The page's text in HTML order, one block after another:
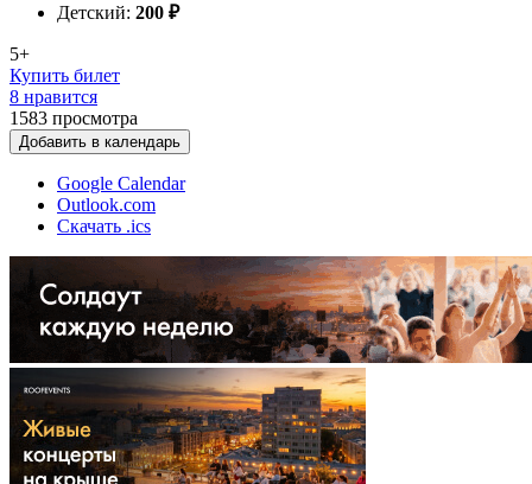
Детский: 200 ₽
5+
Купить билет
8 нравится
1583 просмотра
Добавить в календарь
Google Calendar
Outlook.com
Скачать .ics